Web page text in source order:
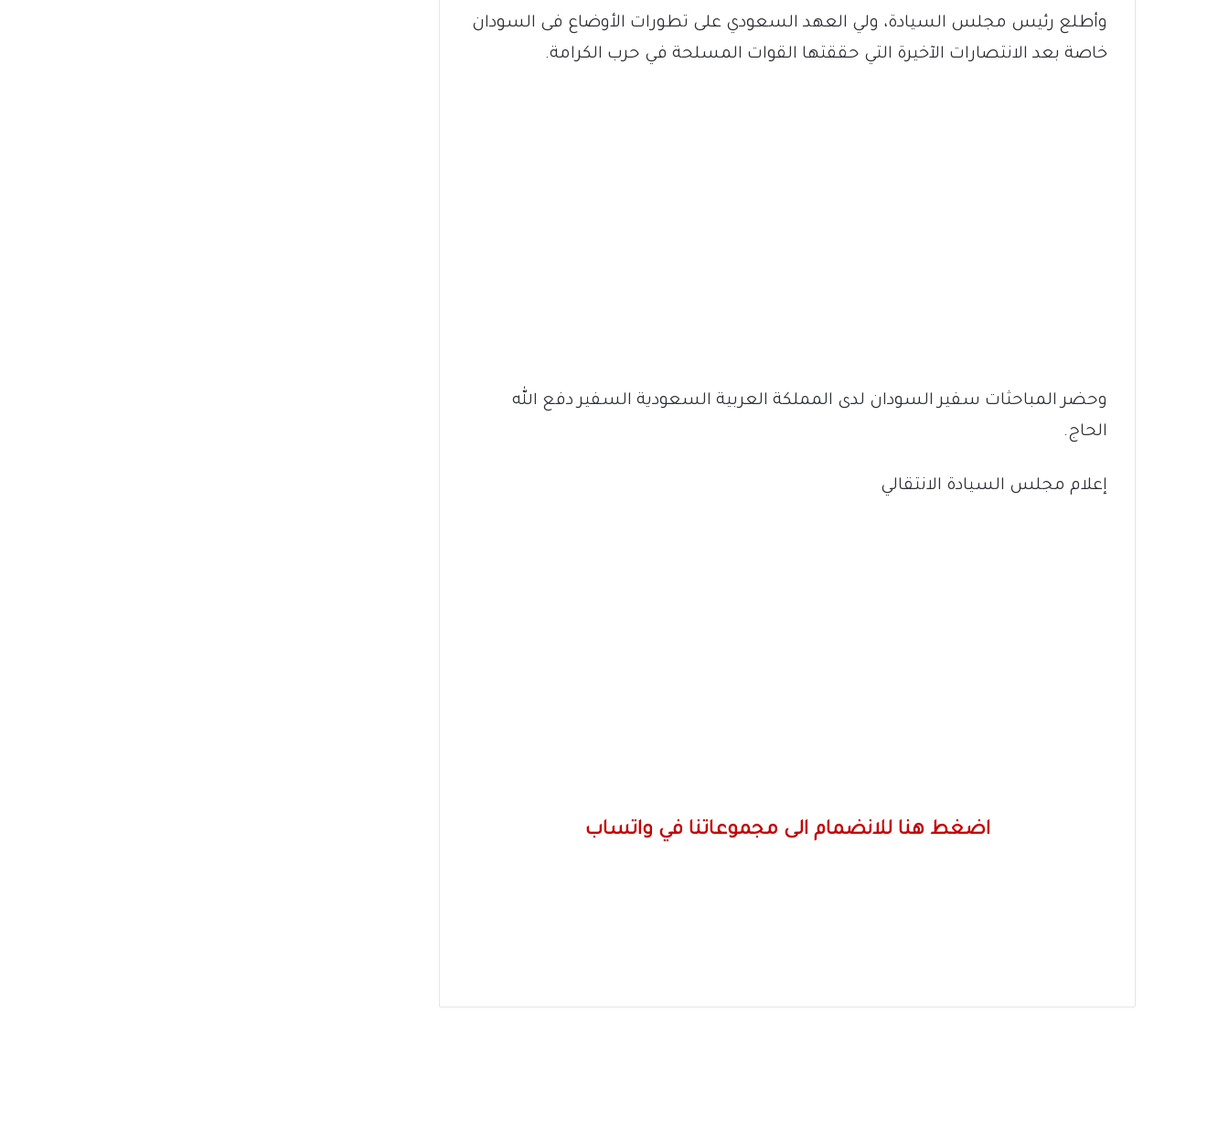
وأطلع رئيس مجلس السيادة، ولي العهد السعودي على تطورات الأوضاع فى السودان
خاصة بعد الانتصارات الآخيرة التي حققتها القوات المسلحة في حرب الكرامة.
وحضر المباحثات سفير السودان لدى المملكة العربية السعودية السفير دفع الله
الحاج.
إعلام مجلس السيادة الانتقالي
اضغط هنا للانضمام الى مجموعاتنا في واتساب